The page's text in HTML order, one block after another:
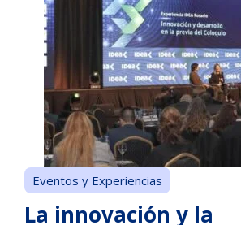
Eventos y Experiencias
La innovación y la